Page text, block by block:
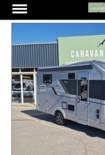
ADRIA MATRIX 650 DL 60Y